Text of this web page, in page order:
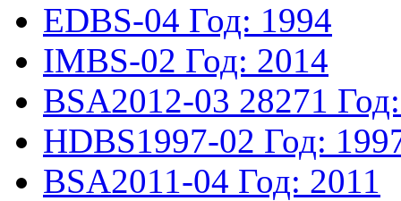
EDBS-04 Год: 1994
IMBS-02 Год: 2014
BSA2012-03 28271
HDBS1997-02 Год:
BSA2011-04 Год: 2011